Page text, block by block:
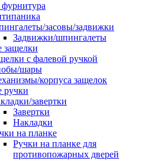
засовы/задвижки
Задвижки/шпингалеты
защелки
с фалевой ручкой
шары
корпуса защелок
ручки
завертки
Завертки
Накладки
на планке
Ручки на планке для
противопожарных дверей